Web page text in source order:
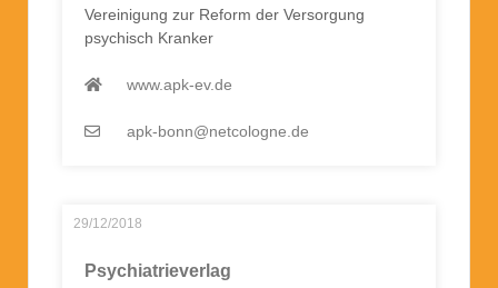
Vereinigung zur Reform der Versorgung
psychisch Kranker
www.apk-ev.de
apk-bonn@netcologne.de
29/12/2018
Psychiatrieverlag